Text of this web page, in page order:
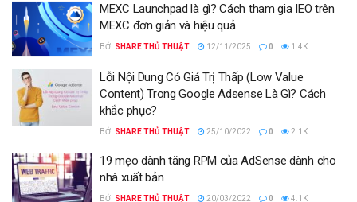
MEXC Launchpad là gì? Cách tham gia IEO trên
MEXC đơn giản và hiệu quả
BỞI SHARE THỦ THUẬT 12/11/2025 0 1.4K
Lỗi Nội Dung Có Giá Trị Thấp (Low Value
Content) Trong Google Adsense Là Gì? Cách
khắc phục?
BỞI SHARE THỦ THUẬT 25/10/2022 0 2.1K
19 mẹo dành tăng RPM của AdSense dành cho
nhà xuất bản
BỞI SHARE THỦ THUẬT 20/03/2022 0 4.1K